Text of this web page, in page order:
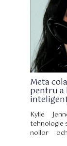
continuă
bazată
alcool și
Meta
pentru a
Kylie
tehnologie
noilor